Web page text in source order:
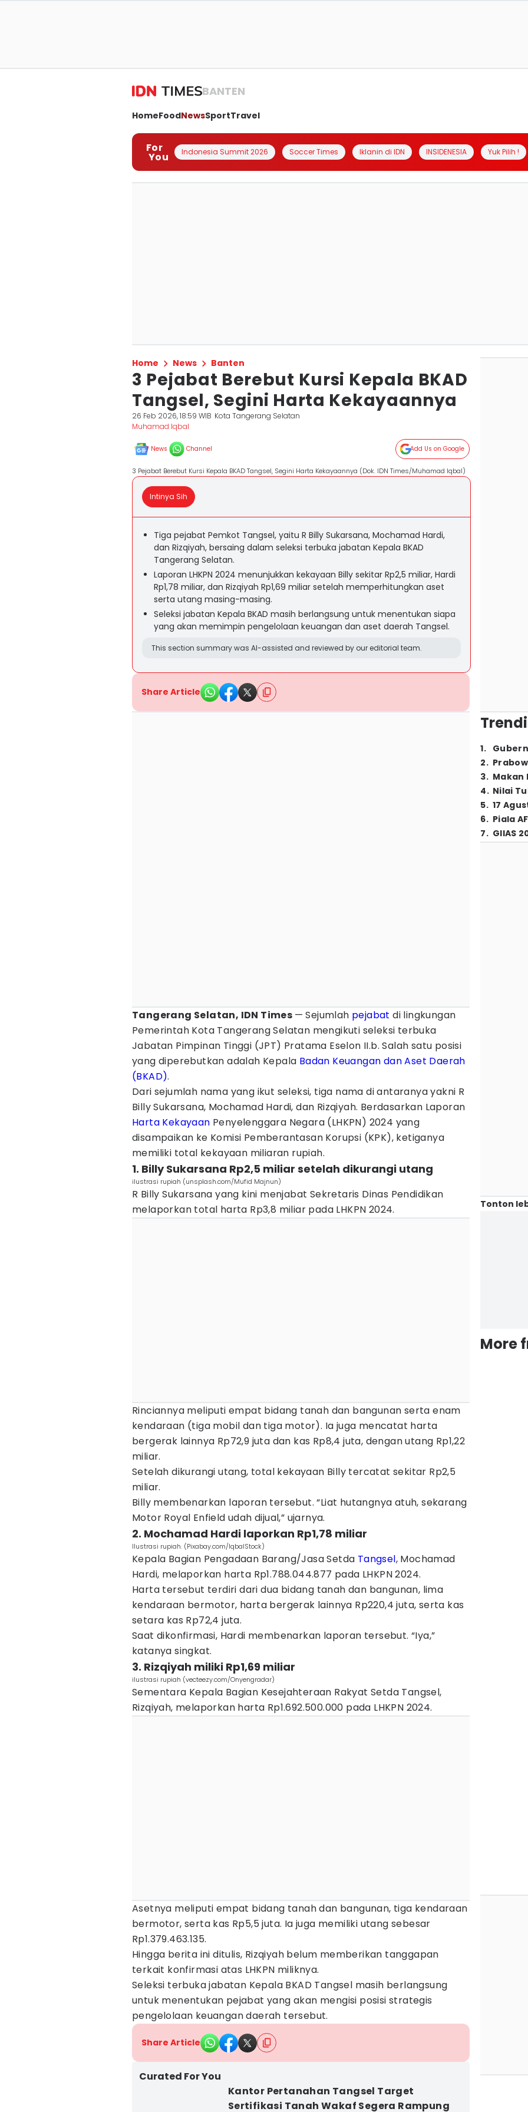
BANTEN
HomeFoodNewsSportTravel
For
You Indonesia Summit 2026 Soccer Times Iklanin di IDN INSIDENESIA Yuk Pilih !
Home News Banten
3 Pejabat Berebut Kursi Kepala BKAD
Tangsel, Segini Harta Kekayaannya
26 Feb 2026, 18:59 WIB Kota Tangerang Selatan
Muhamad Iqbal
News Channel Add Us on Google
3 Pejabat Berebut Kursi Kepala BKAD Tangsel, Segini Harta Kekayaannya (Dok. IDN Times/Muhamad Iqbal)
Intinya Sih
Tiga pejabat Pemkot Tangsel, yaitu R Billy Sukarsana, Mochamad Hardi,
dan Rizqiyah, bersaing dalam seleksi terbuka jabatan Kepala BKAD
Tangerang Selatan.
Laporan LHKPN 2024 menunjukkan kekayaan Billy sekitar Rp2,5 miliar, Hardi
Rp1,78 miliar, dan Rizqiyah Rp1,69 miliar setelah memperhitungkan aset
serta utang masing-masing.
Seleksi jabatan Kepala BKAD masih berlangsung untuk menentukan siapa
yang akan memimpin pengelolaan keuangan dan aset daerah Tangsel.
This section summary was AI-assisted and reviewed by our editorial team.
Share Article
Tangerang Selatan, IDN Times — Sejumlah pejabat di lingkungan
Pemerintah Kota Tangerang Selatan mengikuti seleksi terbuka
Jabatan Pimpinan Tinggi (JPT) Pratama Eselon II.b. Salah satu posisi
yang diperebutkan adalah Kepala Badan Keuangan dan Aset Daerah
(BKAD).
Dari sejumlah nama yang ikut seleksi, tiga nama di antaranya yakni R
Billy Sukarsana, Mochamad Hardi, dan Rizqiyah. Berdasarkan Laporan
Harta Kekayaan Penyelenggara Negara (LHKPN) 2024 yang
disampaikan ke Komisi Pemberantasan Korupsi (KPK), ketiganya
memiliki total kekayaan miliaran rupiah.
1. Billy Sukarsana Rp2,5 miliar setelah dikurangi utang
ilustrasi rupiah (unsplash.com/Mufid Majnun)
R Billy Sukarsana yang kini menjabat Sekretaris Dinas Pendidikan
melaporkan total harta Rp3,8 miliar pada LHKPN 2024.
Rinciannya meliputi empat bidang tanah dan bangunan serta enam
kendaraan (tiga mobil dan tiga motor). Ia juga mencatat harta
bergerak lainnya Rp72,9 juta dan kas Rp8,4 juta, dengan utang Rp1,22
miliar.
Setelah dikurangi utang, total kekayaan Billy tercatat sekitar Rp2,5
miliar.
Billy membenarkan laporan tersebut. “Liat hutangnya atuh, sekarang
Motor Royal Enfield udah dijual,” ujarnya.
2. Mochamad Hardi laporkan Rp1,78 miliar
Ilustrasi rupiah. (Pixabay.com/IqbalStock)
Kepala Bagian Pengadaan Barang/Jasa Setda Tangsel, Mochamad
Hardi, melaporkan harta Rp1.788.044.877 pada LHKPN 2024.
Harta tersebut terdiri dari dua bidang tanah dan bangunan, lima
kendaraan bermotor, harta bergerak lainnya Rp220,4 juta, serta kas
setara kas Rp72,4 juta.
Saat dikonfirmasi, Hardi membenarkan laporan tersebut. “Iya,”
katanya singkat.
3. Rizqiyah miliki Rp1,69 miliar
ilustrasi rupiah (vecteezy.com/Onyengradar)
Sementara Kepala Bagian Kesejahteraan Rakyat Setda Tangsel,
Rizqiyah, melaporkan harta Rp1.692.500.000 pada LHKPN 2024.
Asetnya meliputi empat bidang tanah dan bangunan, tiga kendaraan
bermotor, serta kas Rp5,5 juta. Ia juga memiliki utang sebesar
Rp1.379.463.135.
Hingga berita ini ditulis, Rizqiyah belum memberikan tanggapan
terkait konfirmasi atas LHKPN miliknya.
Seleksi terbuka jabatan Kepala BKAD Tangsel masih berlangsung
untuk menentukan pejabat yang akan mengisi posisi strategis
pengelolaan keuangan daerah tersebut.
Share Article
Curated For You
Kantor Pertanahan Tangsel Target
Sertifikasi Tanah Wakaf Segera Rampung
1.
2.
3. Makan
4. Nilai
5. 17
6. Piala
7. GIIAS
Tonton
More